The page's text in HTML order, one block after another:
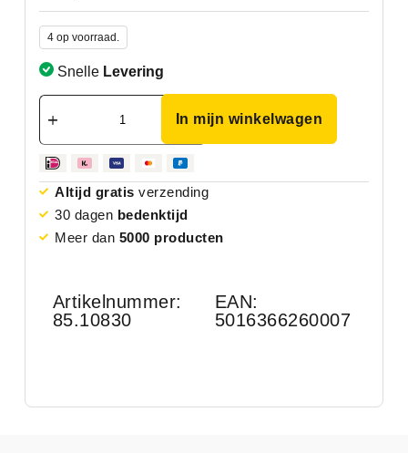
4 op voorraad.
Snelle Levering
In mijn winkelwagen
Altijd gratis verzending
30 dagen bedenktijd
Meer dan 5000 producten
Artikelnummer:
85.10830
EAN:
5016366260007